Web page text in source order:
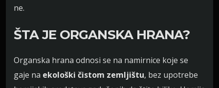
ne.
ŠTA JE ORGANSKA HRANA?
Organska hrana odnosi se na namirnice koje se
gaje na ekološki čistom zemljištu, bez upotrebe